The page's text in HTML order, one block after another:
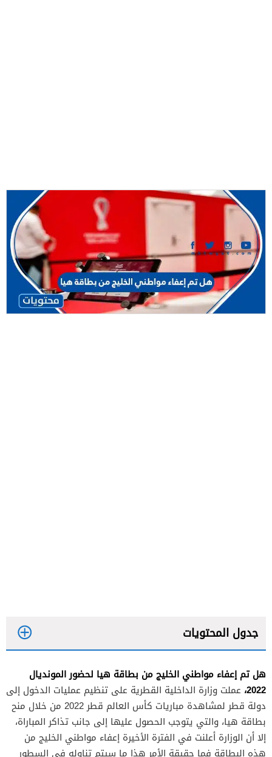
جدول المحتويات
هل تم إعفاء مواطني الخليج من بطاقة هيا لحضور المونديال
2022، عملت وزارة الداخلية القطرية على تنظيم عمليات الدخول إلى
دولة قطر لمشاهدة مباريات كأس العالم قطر 2022 من خلال منح
بطاقة هيا، والتي يتوجب الحصول عليها إلى جانب تذاكر المباراة،
إلا أن الوزارة أعلنت في الفترة الأخيرة إعفاء مواطني الخليج من
هذه البطاقة فما حقيقة الأمر هذا ما سيتم تناوله في السطور